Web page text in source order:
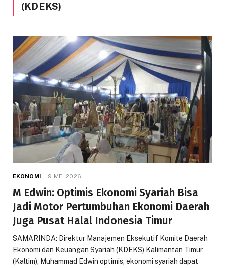
(KDEKS)
EKONOMI 9 MEI 2026
M Edwin: Optimis Ekonomi Syariah Bisa
Jadi Motor Pertumbuhan Ekonomi Daerah
Juga Pusat Halal Indonesia Timur
SAMARINDA: Direktur Manajemen Eksekutif Komite Daerah
Ekonomi dan Keuangan Syariah (KDEKS) Kalimantan Timur
(Kaltim), Muhammad Edwin optimis, ekonomi syariah dapat